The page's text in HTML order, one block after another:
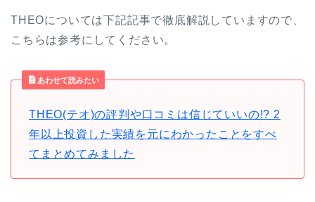
THEOについては下記記事で徹底解説していますので、
こちらは参考にしてください。
あわせて読みたい
THEO(テオ)の評判や口コミは信じていいの!? 2
年以上投資した実績を元にわかったことをすべ
てまとめてみました